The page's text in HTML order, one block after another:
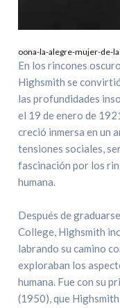
oona-la-alegre-mujer-de-
En los rincones
Highsmith se
las profundidades
el 19 de enero de
creció inmersa en un
tensiones sociales,
fascinación por los
humana.
Después de
College, Highsmith
labrando su camino
exploraban los
humana. Fue con su
(1950), que